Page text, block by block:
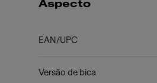
Aspecto
EAN/UPC
Versão de bica